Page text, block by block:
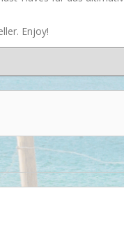
Behind the scenes...
Events
Must have
Strände
Enjoy!